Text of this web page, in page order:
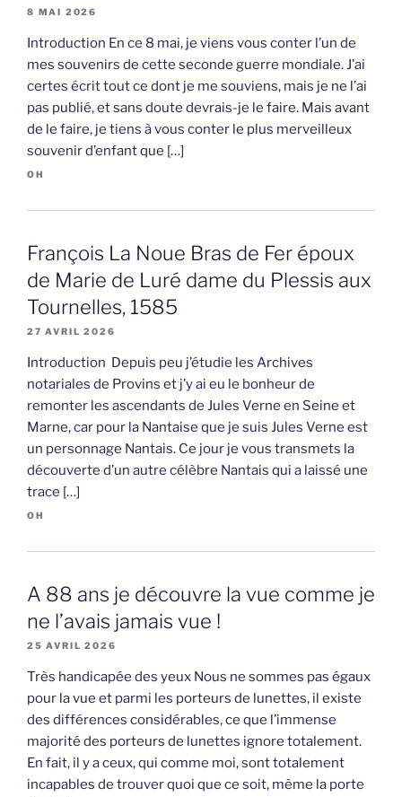
8 MAI 2026
Introduction En ce 8 mai, je viens vous conter l’un de
mes souvenirs de cette seconde guerre mondiale. J’ai
certes écrit tout ce dont je me souviens, mais je ne l’ai
pas publié, et sans doute devrais-je le faire. Mais avant
de le faire, je tiens à vous conter le plus merveilleux
souvenir d’enfant que […]
OH
François La Noue Bras de Fer époux
de Marie de Luré dame du Plessis aux
Tournelles, 1585
27 AVRIL 2026
Introduction Depuis peu j’étudie les Archives
notariales de Provins et j’y ai eu le bonheur de
remonter les ascendants de Jules Verne en Seine et
Marne, car pour la Nantaise que je suis Jules Verne est
un personnage Nantais. Ce jour je vous transmets la
découverte d’un autre célèbre Nantais qui a laissé une
trace […]
OH
A 88 ans je découvre la vue comme je
ne l’avais jamais vue !
25 AVRIL 2026
Très handicapée des yeux Nous ne sommes pas égaux
pour la vue et parmi les porteurs de lunettes, il existe
des différences considérables, ce que l’immense
majorité des porteurs de lunettes ignore totalement.
En fait, il y a ceux, qui comme moi, sont totalement
incapables de trouver quoi que ce soit, même la porte